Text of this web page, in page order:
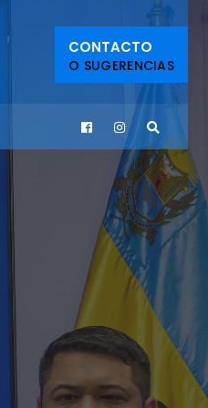
CONTACTO
O SUGERENCIAS